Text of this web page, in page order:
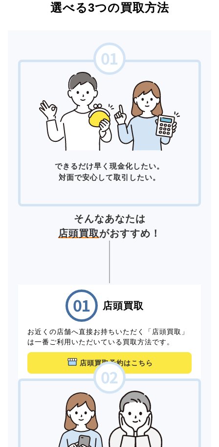
選べる3つの買取方法
できるだけ早く現金化したい。
対面で安心して取引したい。
そんなあなたは
店頭買取がおすすめ！
店頭買取
お近くの店舗へ直接お持ちいただく「店頭買取」
は一番ご利用いただいている買取方法です。
店頭買取予約はこちら